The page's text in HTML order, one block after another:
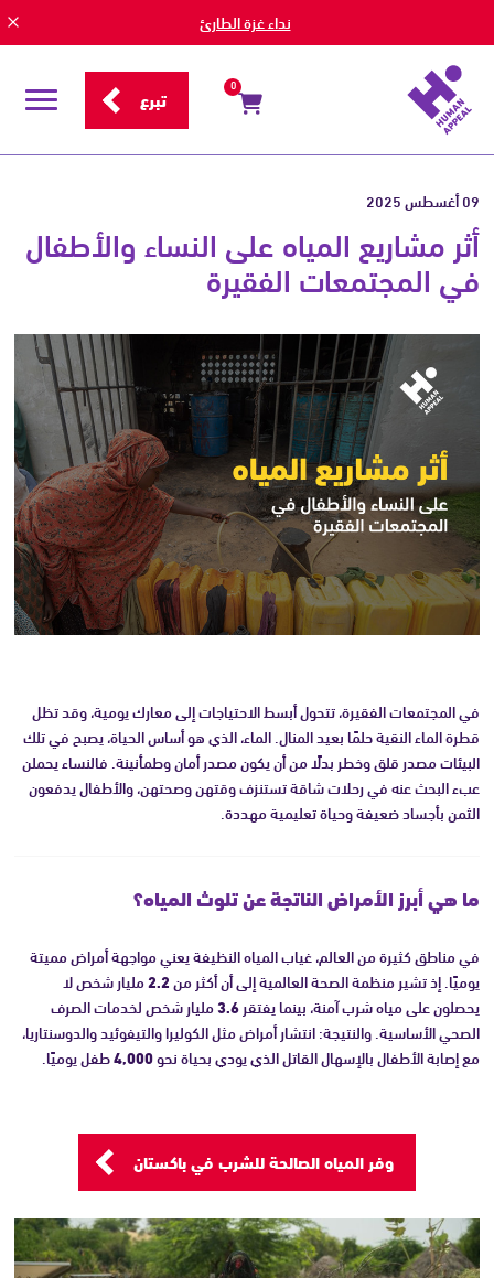
نداء غزة الطارئ
0 تبرع
قائمة
09 أغسطس 2025
أثر مشاريع المياه على النساء والأطفال
في المجتمعات الفقيرة
في المجتمعات الفقيرة، تتحول أبسط الاحتياجات إلى معارك يومية، وقد تظل
قطرة الماء النقية حلمًا بعيد المنال. الماء، الذي هو أساس الحياة، يصبح في تلك
البيئات مصدر قلق وخطر بدلًا من أن يكون مصدر أمان وطمأنينة. فالنساء يحملن
عبء البحث عنه في رحلات شاقة تستنزف وقتهن وصحتهن، والأطفال يدفعون
الثمن بأجساد ضعيفة وحياة تعليمية مهددة.
ما هي أبرز الأمراض الناتجة عن تلوث المياه؟
في مناطق كثيرة من العالم، غياب المياه النظيفة يعني مواجهة أمراض مميتة
يوميًا. إذ تشير منظمة الصحة العالمية إلى أن أكثر من2.2مليار شخص لا
يحصلون على مياه شرب آمنة، بينما يفتقر3.6مليار شخص لخدمات الصرف
الصحي الأساسية. والنتيجة: انتشار أمراض مثل الكوليرا والتيفوئيد والدوسنتاريا،
مع إصابة الأطفال بالإسهال القاتل الذي يودي بحياة نحو4,000طفل يوميًا.
وفر المياه الصالحة للشرب في باكستان